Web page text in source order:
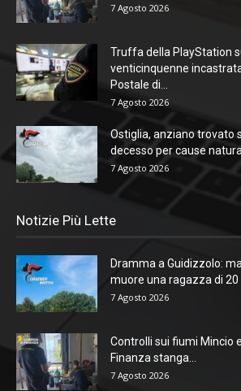
7 Agosto 2026
Truffa della PlayStation
venticinquenne
Postale di...
7 Agosto 2026
Ostiglia, anziano trovato
decesso per cause
7 Agosto 2026
Notizie Più Lette
Dramma a Guidizzolo:
muore una ragazza di 20
7 Agosto 2026
Controlli sui fiumi Mincio
Finanza stanga...
7 Agosto 2026